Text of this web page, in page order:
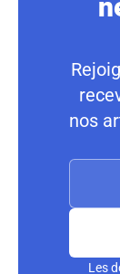
nos
Les